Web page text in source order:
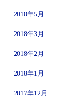
2018年5月
2018年3月
2018年2月
2018年1月
2017年12月